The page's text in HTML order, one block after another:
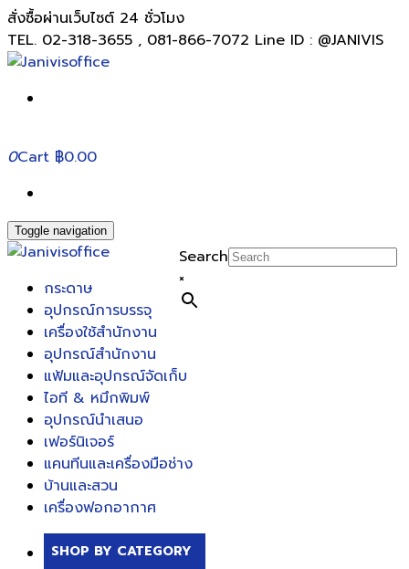
สั่งซื้อผ่านเว็บไซต์ 24 ชั่วโมง
TEL. 02-318-3655 , 081-866-7072 Line ID : @JANIVIS
0Cart ฿0.00
Toggle navigation
Search
×
กระดาษ
อุปกรณ์การบรรจุ
เครื่องใช้สำนักงาน
อุปกรณ์สำนักงาน
แฟ้มและอุปกรณ์จัดเก็บ
ไอที & หมึกพิมพ์
อุปกรณ์นำเสนอ
เฟอร์นิเจอร์
แคนทีนและเครื่องมือช่าง
บ้านและสวน
เครื่องฟอกอากาศ
SHOP BY CATEGORY